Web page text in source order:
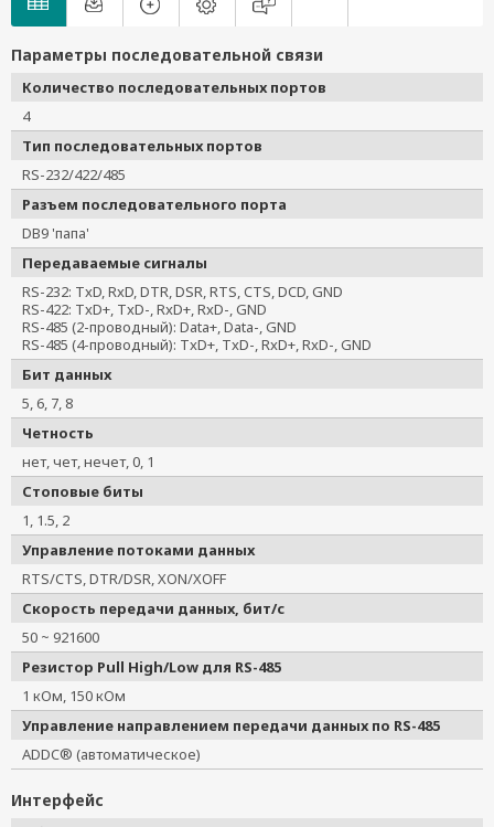
Параметры последовательной связи
Количество последовательных портов
4
Тип последовательных портов
RS-232/422/485
Разъем последовательного порта
DB9 'папа'
Передаваемые сигналы
RS-232: TxD, RxD, DTR, DSR, RTS, CTS, DCD, GND
RS-422: TxD+, TxD-, RxD+, RxD-, GND
RS-485 (2-проводный): Data+, Data-, GND
RS-485 (4-проводный): TxD+, TxD-, RxD+, RxD-, GND
Бит данных
5, 6, 7, 8
Четность
нет, чет, нечет, 0, 1
Стоповые биты
1, 1.5, 2
Управление потоками данных
RTS/CTS, DTR/DSR, XON/XOFF
Скорость передачи данных, бит/с
50 ~ 921600
Резистор Pull High/Low для RS-485
1 кОм, 150 кОм
Управление направлением передачи данных по RS-485
ADDC® (автоматическое)
Интерфейс